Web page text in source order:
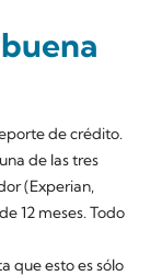
de crédito.
de las tres
(Experian,
12 meses. Todo
que esto es sólo